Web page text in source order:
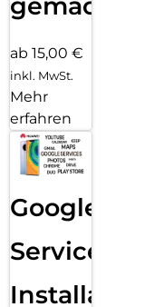
gemacht!
ab 15,00 €
inkl. MwSt.
Mehr
erfahren
Google
Services
Installation